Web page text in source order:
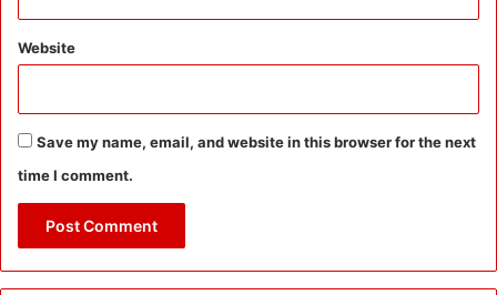
Website
Save my name, email, and website in this browser for the next
time I comment.